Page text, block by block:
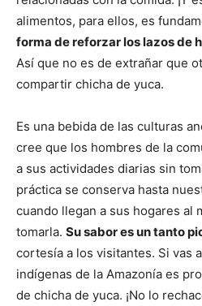
alimentos, para ellos, es
forma de reforzar los lazos de
Así que no es de extrañar que
compartir chicha de yuca.
Es una bebida de las culturas
cree que los hombres de la
a sus actividades diarias sin
práctica se conserva hasta
cuando llegan a sus hogares al
tomarla. Su sabor es un tanto
cortesía a los visitantes. Si vas
indígenas de la Amazonía es
de chicha de yuca. ¡No lo